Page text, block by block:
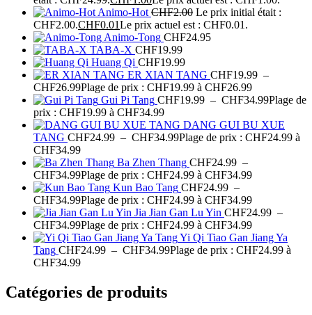
Animo-Hot CHF2.00 Le prix initial était :
CHF2.00.CHF0.01Le prix actuel est : CHF0.01.
Animo-Tong CHF24.95
TABA-X CHF19.99
Huang Qi CHF19.99
ER XIAN TANG CHF19.99 –
CHF26.99Plage de prix : CHF19.99 à CHF26.99
Gui Pi Tang CHF19.99 – CHF34.99Plage de
prix : CHF19.99 à CHF34.99
DANG GUI BU XUE
TANG CHF24.99 – CHF34.99Plage de prix : CHF24.99 à
CHF34.99
Ba Zhen Thang CHF24.99 –
CHF34.99Plage de prix : CHF24.99 à CHF34.99
Kun Bao Tang CHF24.99 –
CHF34.99Plage de prix : CHF24.99 à CHF34.99
Jia Jian Gan Lu Yin CHF24.99 –
CHF34.99Plage de prix : CHF24.99 à CHF34.99
Yi Qi Tiao Gan Jiang Ya
Tang CHF24.99 – CHF34.99Plage de prix : CHF24.99 à
CHF34.99
Catégories de produits